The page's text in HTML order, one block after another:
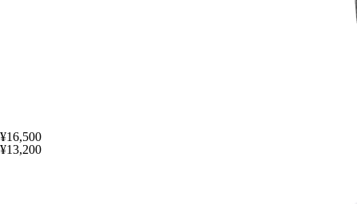
¥16,500
¥13,200